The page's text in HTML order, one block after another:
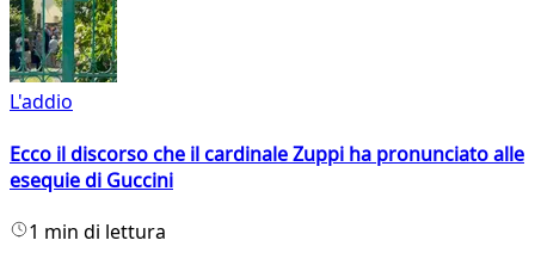
L'addio
Ecco il discorso che il cardinale Zuppi ha pronunciato alle
esequie di Guccini
1 min di lettura